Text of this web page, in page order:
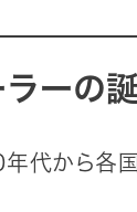
ーの
年代から各